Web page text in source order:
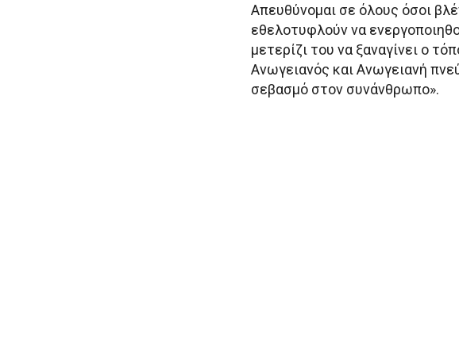
Απευθύνομαι σε όλους όσοι
εθελοτυφλούν να
μετερίζι του να ξαναγίνει ο
Ανωγειανός και Ανωγειανή
σεβασμό στον συνάνθρωπο».